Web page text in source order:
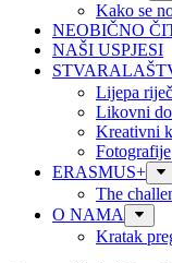
Kako se
NEOBIČNO
NAŠI USPJESI
Lijepa riječ
Likovni
Kreativni
Fotografije
ERASMUS+
The
O NAMA
Kratak